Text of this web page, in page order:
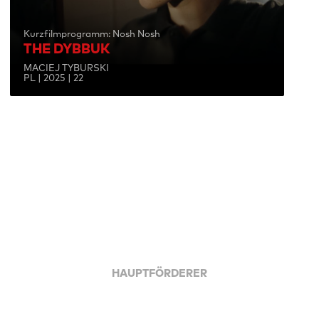
Kurzfilmprogramm: Nosh Nosh
THE DYBBUK
MACIEJ TYBURSKI
PL | 2025 | 22
HAUPTFÖRDERER